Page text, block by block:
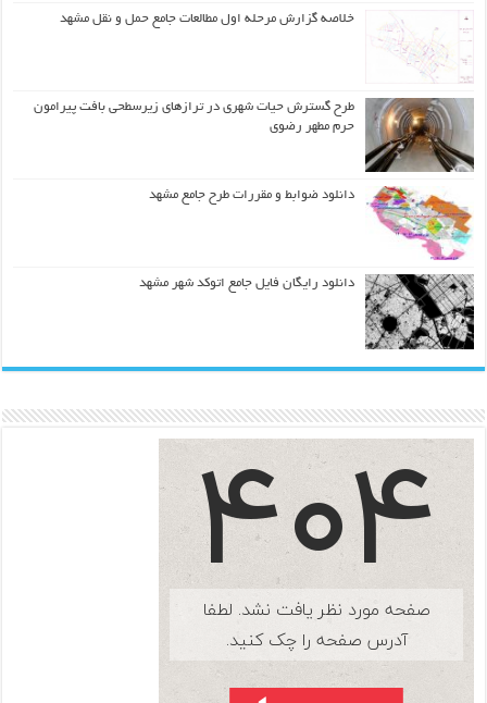
خلاصه گزارش مرحله اول مطالعات جامع حمل و نقل مشهد
طرح گسترش حیات شهري در ترازهاي زیرسطحی بافت پیرامون
حرم مطهر رضوي
دانلود ضوابط و مقررات طرح جامع مشهد
دانلود رایگان فایل جامع اتوکد شهر مشهد